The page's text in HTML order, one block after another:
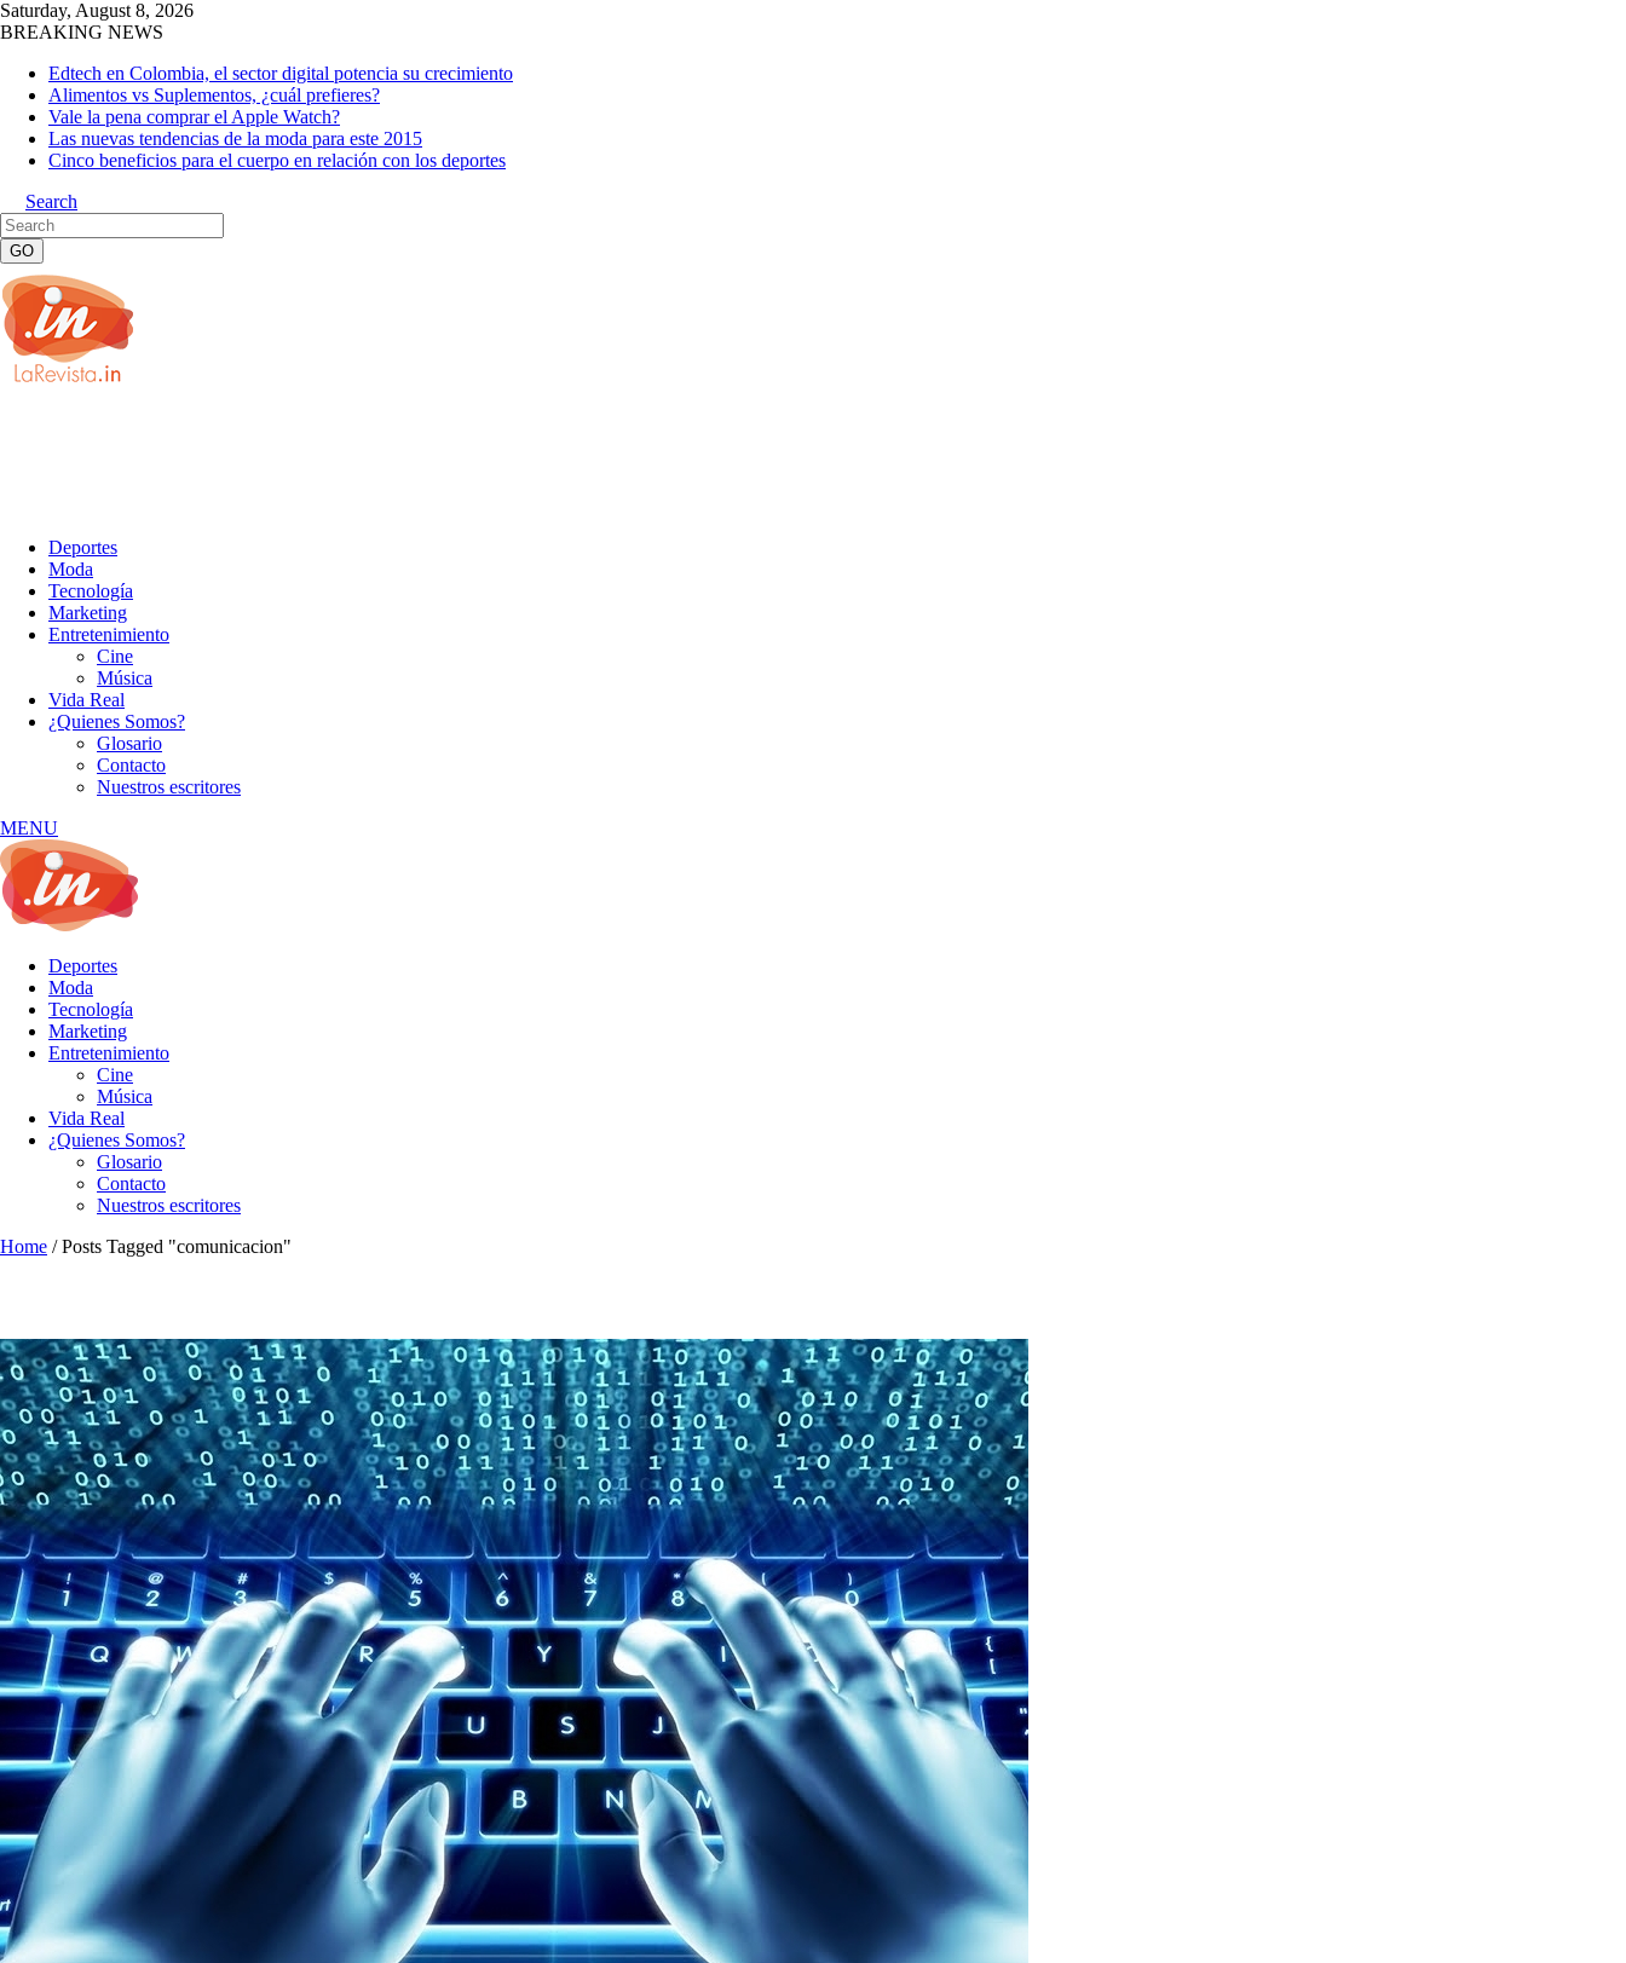
Saturday, August 8, 2026
BREAKING NEWS
Edtech en Colombia, el sector digital potencia su crecimiento
Alimentos vs Suplementos, ¿cuál prefieres?
Vale la pena comprar el Apple Watch?
Las nuevas tendencias de la moda para este 2015
Cinco beneficios para el cuerpo en relación con los deportes
Search
Deportes
Moda
Tecnología
Marketing
Entretenimiento
Cine
Música
Vida Real
¿Quienes Somos?
Glosario
Contacto
Nuestros escritores
MENU
Deportes
Moda
Tecnología
Marketing
Entretenimiento
Cine
Música
Vida Real
¿Quienes Somos?
Glosario
Contacto
Nuestros escritores
Home /Posts Tagged "comunicacion"